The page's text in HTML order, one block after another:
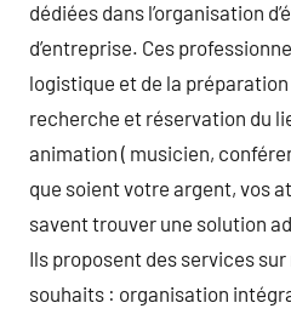
dédiées dans l’organisation
d’entreprise. Ces
logistique et de la préparation
recherche et réservation du
animation ( musicien,
que soient votre argent, vos
savent trouver une solution
Ils proposent des services
souhaits : organisation